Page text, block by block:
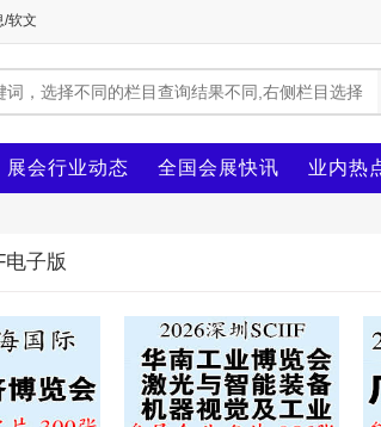
/软文
展会行业动态 全国会展快讯 业内热
子版